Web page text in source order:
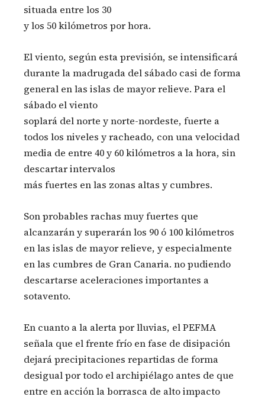
situada entre los 30
y los 50 kilómetros por hora.
El viento, según esta previsión, se intensificará
durante la madrugada del sábado casi de forma
general en las islas de mayor relieve. Para el
sábado el viento
soplará del norte y norte-nordeste, fuerte a
todos los niveles y racheado, con una velocidad
media de entre 40 y 60 kilómetros a la hora, sin
descartar intervalos
más fuertes en las zonas altas y cumbres.
Son probables rachas muy fuertes que
alcanzarán y superarán los 90 ó 100 kilómetros
en las islas de mayor relieve, y especialmente
en las cumbres de Gran Canaria. no pudiendo
descartarse aceleraciones importantes a
sotavento.
En cuanto a la alerta por lluvias, el PEFMA
señala que el frente frío en fase de disipación
dejará precipitaciones repartidas de forma
desigual por todo el archipiélago antes de que
entre en acción la borrasca de alto impacto